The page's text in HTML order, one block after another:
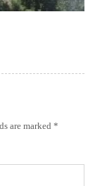
are marked *